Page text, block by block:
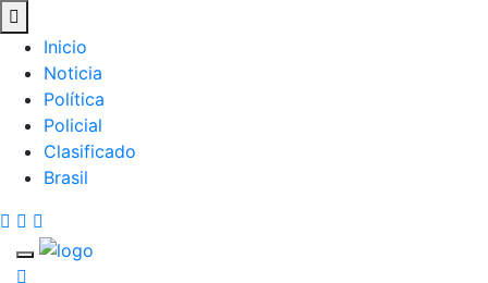
Inicio
Noticia
Política
Policial
Clasificado
Brasil